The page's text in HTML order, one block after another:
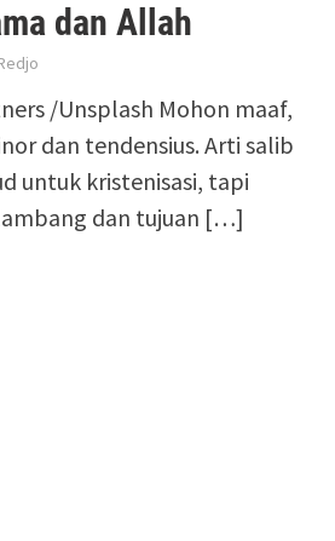
dan Allah
/Unsplash Mohon maaf,
dan tendensius. Arti salib
untuk kristenisasi, tapi
dan tujuan […]